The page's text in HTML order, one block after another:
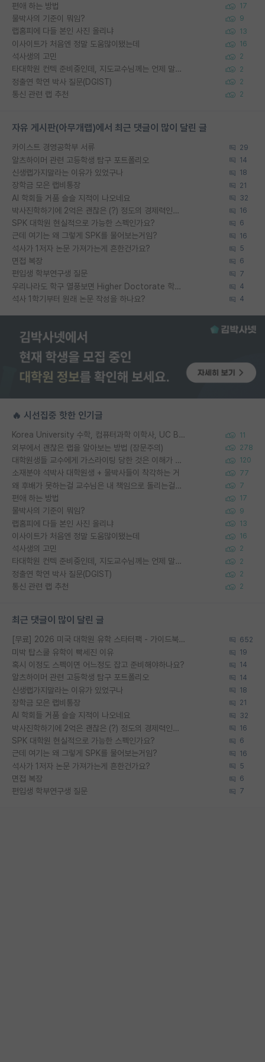
편애 하는 방법 17
물박사의 기준이 뭐임? 9
랩홈피에 다들 본인 사진 올리냐 13
이사이트가 처음엔 정말 도움많이됐는데 16
석사생의 고민 2
타대학원 컨텍 준비중인데, 지도교수님께는 언제 말씀드려야 할까요? 2
정출연 학연 박사 질문(DGIST) 2
통신 관련 랩 추천 2
자유 게시판(아무개랩)에서 최근 댓글이 많이 달린 글
카이스트 경영공학부 서류 29
알츠하이머 관련 고등학생 탐구 포트폴리오 14
신생랩가지말라는 이유가 있었구나 18
장학금 모은 랩비통장 21
AI 학회들 거품 슬슬 지적이 나오네요 32
박사진학하기에 2억은 괜찮은 (?) 정도의 경제력인가요 16
SPK 대학원 현실적으로 가능한 스펙인가요? 6
근데 여기는 왜 그렇게 SPK를 물어보는거임? 16
석사가 1저자 논문 가져가는게 흔한건가요? 5
면접 복장 6
편입생 학부연구생 질문 7
우리나라도 학구 열풍보면 Higher Doctorate 학위가 필요하다고 봅니다. 4
석사 1학기부터 원래 논문 작성을 하나요? 4
🔥 시선집중 핫한 인기글
Korea University 수학, 컴퓨터과학 이학사, UC Berkeley 산업공학 대학원 공학박사가 되는 것은 쉽지 않겠죠? 11
외부에서 괜찮은 랩을 알아보는 방법 (장문주의) 278
대학원생들 교수에게 가스라이팅 당한 것은 이해가 갑니다. 안타깝네요. 120
소재분야 석박사 대학원생 + 물박사들이 착각하는 거 77
왜 후배가 못하는걸 교수님은 내 책임으로 돌리는걸까요? 7
편애 하는 방법 17
물박사의 기준이 뭐임? 9
랩홈피에 다들 본인 사진 올리냐 13
이사이트가 처음엔 정말 도움많이됐는데 16
석사생의 고민 2
타대학원 컨텍 준비중인데, 지도교수님께는 언제 말씀드려야 할까요? 2
정출연 학연 박사 질문(DGIST) 2
통신 관련 랩 추천 2
최근 댓글이 많이 달린 글
[무료] 2026 미국 대학원 유학 스타터팩 - 가이드북 & 합격자 컨택메일 템플릿 652
미박 탑스쿨 유학이 빡세진 이유 19
혹시 이정도 스펙이면 어느정도 잡고 준비해야하나요? 14
알츠하이머 관련 고등학생 탐구 포트폴리오 14
신생랩가지말라는 이유가 있었구나 18
장학금 모은 랩비통장 21
AI 학회들 거품 슬슬 지적이 나오네요 32
박사진학하기에 2억은 괜찮은 (?) 정도의 경제력인가요 16
SPK 대학원 현실적으로 가능한 스펙인가요? 6
근데 여기는 왜 그렇게 SPK를 물어보는거임? 16
석사가 1저자 논문 가져가는게 흔한건가요? 5
면접 복장 6
편입생 학부연구생 질문 7